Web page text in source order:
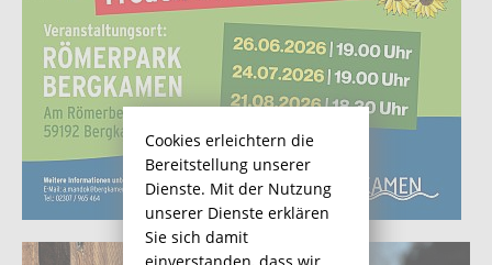
Cookies erleichtern die
Bereitstellung unserer
Dienste. Mit der Nutzung
unserer Dienste erklären
Sie sich damit